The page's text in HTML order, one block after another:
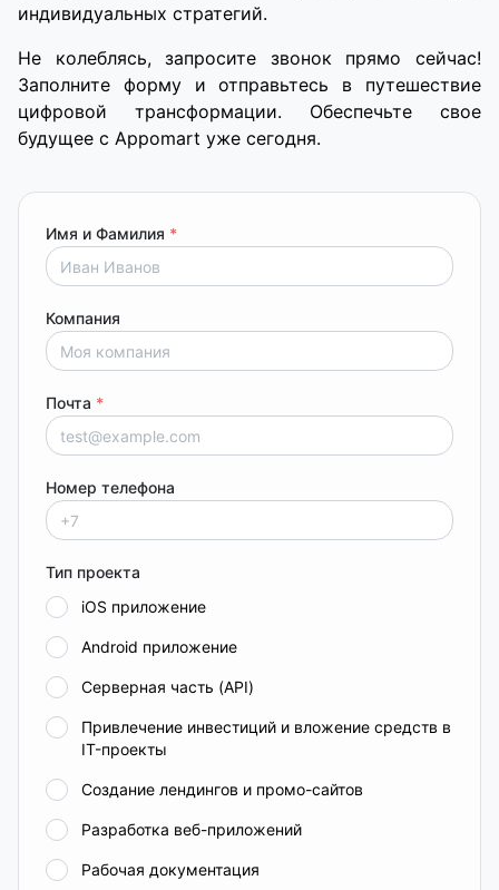
индивидуальных стратегий.
Не колеблясь, запросите звонок прямо сейчас!
Заполните форму и отправьтесь в путешествие
цифровой трансформации. Обеспечьте свое
будущее с Appomart уже сегодня.
Имя и Фамилия *
Компания
Почта *
Номер телефона
Тип проекта
iOS приложение
Android приложение
Серверная часть (API)
Привлечение инвестиций и вложение средств в
IT-проекты
Создание лендингов и промо-сайтов
Разработка веб-приложений
Рабочая документация